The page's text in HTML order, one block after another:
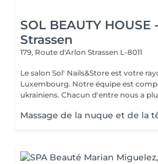
SOL BEAUTY HOUSE -
Strassen
179, Route d'Arlon Strassen L-8011
Le salon Sol' Nails&Store est votre
Luxembourg. Notre équipe est composée de PROspécialistes
ukrainiens. Chacun d'entre nous a
Massage de la nuque et de la